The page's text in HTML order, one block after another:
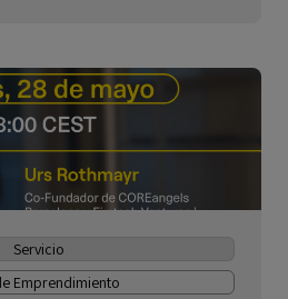
Servicio
Emprendimiento